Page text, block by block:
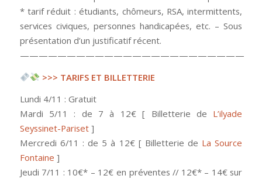
* tarif réduit : étudiants, chômeurs, RSA, intermittents,
services civiques, personnes handicapées, etc. – Sous
présentation d’un justificatif récent.
————————————————————————
>>> TARIFS ET BILLETTERIE
Lundi 4/11 : Gratuit
Mardi 5/11 : de 7 à 12€ [ Billetterie de L’ilyade
Seyssinet-Pariset]
Mercredi 6/11 : de 5 à 12€ [ Billetterie de La Source
Fontaine ]
Jeudi 7/11 : 10€* – 12€ en préventes // 12€* – 14€ sur